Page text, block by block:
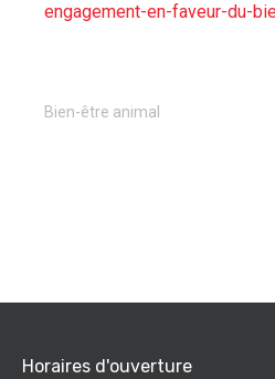
engagement-en-faveur-du-
Bien-être animal
Horaires d'ouverture